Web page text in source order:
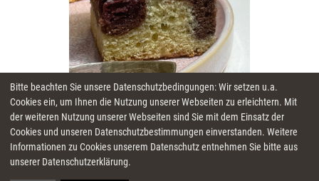
Bitte beachten Sie unsere Datenschutzbedingungen: Wir setzen u.a.
Cookies ein, um Ihnen die Nutzung unserer Webseiten zu erleichtern. Mit
der weiteren Nutzung unserer Webseiten sind Sie mit dem Einsatz der
Cookies und unseren Datenschutzbestimmungen einverstanden. Weitere
Informationen zu Cookies unserem Datenschutz entnehmen Sie bitte aus
unserer Datenschutzerklärung.